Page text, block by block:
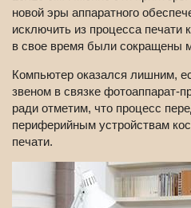
новой эры аппаратного
исключить из процесса печати
в свое время были сокращены
Компьютер оказался лишним,
звеном в связке фотоаппарат-
ради отметим, что процесс
периферийным устройствам
печати.